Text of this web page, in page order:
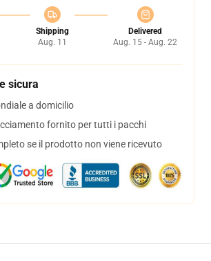
Shipping
Aug. 11
Delivered
Aug. 15 - Aug. 22
sicura
a domicilio
fornito per tutti i pacchi
se il prodotto non viene ricevuto